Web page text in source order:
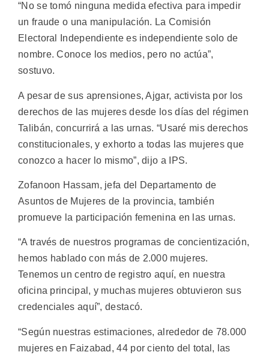
“No se tomó ninguna medida efectiva para impedir
un fraude o una manipulación. La Comisión
Electoral Independiente es independiente solo de
nombre. Conoce los medios, pero no actúa”,
sostuvo.
A pesar de sus aprensiones, Ajgar, activista por los
derechos de las mujeres desde los días del régimen
Talibán, concurrirá a las urnas. “Usaré mis derechos
constitucionales, y exhorto a todas las mujeres que
conozco a hacer lo mismo”, dijo a IPS.
Zofanoon Hassam, jefa del Departamento de
Asuntos de Mujeres de la provincia, también
promueve la participación femenina en las urnas.
“A través de nuestros programas de concientización,
hemos hablado con más de 2.000 mujeres.
Tenemos un centro de registro aquí, en nuestra
oficina principal, y muchas mujeres obtuvieron sus
credenciales aquí”, destacó.
“Según nuestras estimaciones, alrededor de 78.000
mujeres en Faizabad, 44 por ciento del total, las